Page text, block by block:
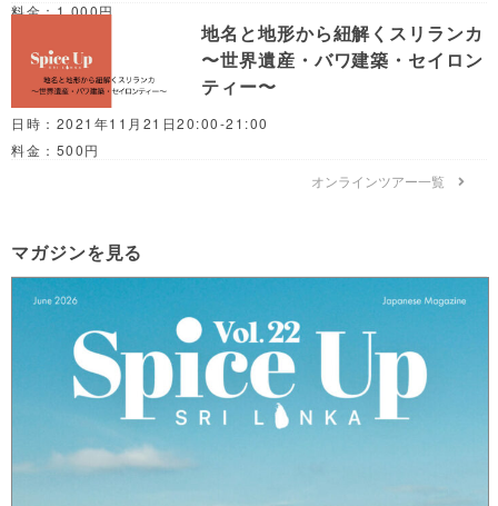
料金：1,000円
地名と地形から紐解くスリランカ
〜世界遺産・バワ建築・セイロン
ティー〜
日時：2021年11月21日20:00-21:00
料金：500円
オンラインツアー一覧
マガジンを見る